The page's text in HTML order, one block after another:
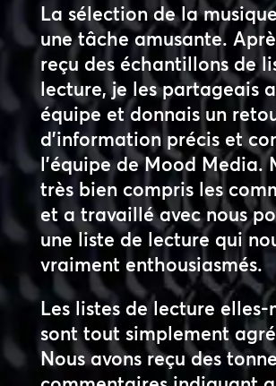
La sélection de la
une tâche amusante.
reçu des échantillons de
lecture, je les partageais
équipe et donnais un
d’information précis et
l’équipe de Mood Media.
très bien compris les
et a travaillé avec nous
une liste de lecture qui
vraiment enthousiasmés.
Les listes de lecture elles-
sont tout simplement
Nous avons reçu des